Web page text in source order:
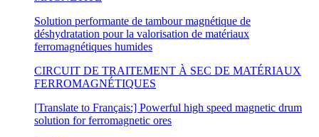
Solution performante de tambour magnétique de
déshydratation pour la valorisation de matériaux
ferromagnétiques humides
CIRCUIT DE TRAITEMENT À SEC DE MATÉRIAUX
FERROMAGNÉTIQUES
[Translate to Français:] Powerful high speed magnetic drum
solution for ferromagnetic ores